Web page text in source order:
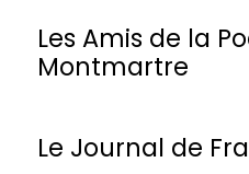
Les Amis de la
Montmartre
Le Journal de